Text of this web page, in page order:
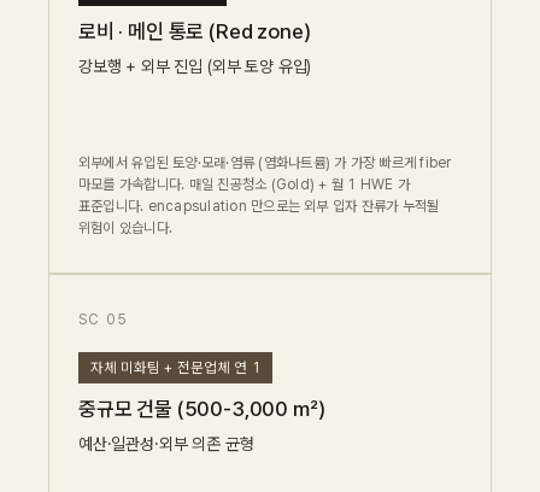
로비 · 메인 통로 (Red zone)
강보행 + 외부 진입 (외부 토양 유입)
외부에서 유입된 토양·모래·염류 (염화나트륨) 가 가장 빠르게 fiber
마모를 가속합니다. 매일 진공청소 (Gold) + 월 1 HWE 가
표준입니다. encapsulation 만으로는 외부 입자 잔류가 누적될
위험이 있습니다.
SC 05
자체 미화팀 + 전문업체 연 1
중규모 건물 (500-3,000 m²)
예산·일관성·외부 의존 균형